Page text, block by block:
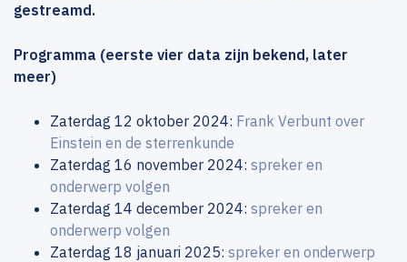
gestreamd.
Programma (eerste vier data zijn bekend, later
meer)
Zaterdag 12 oktober 2024: Frank Verbunt over
Einstein en de sterrenkunde
Zaterdag 16 november 2024: spreker en
onderwerp volgen
Zaterdag 14 december 2024: spreker en
onderwerp volgen
Zaterdag 18 januari 2025: spreker en onderwerp